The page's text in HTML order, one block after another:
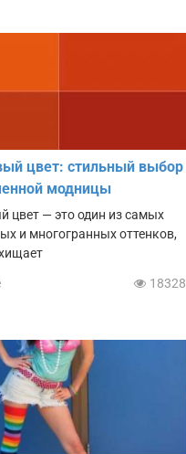
цвет: стильный выбор
модницы
цвет — это один из самых
и многогранных оттенков,
18328